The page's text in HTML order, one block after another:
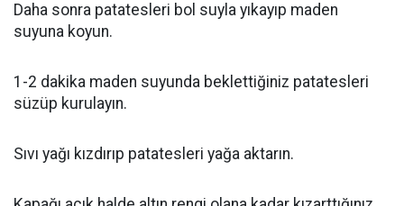
Daha sonra patatesleri bol suyla yıkayıp maden
suyuna koyun.
1-2 dakika maden suyunda beklettiğiniz patatesleri
süzüp kurulayın.
Sıvı yağı kızdırıp patatesleri yağa aktarın.